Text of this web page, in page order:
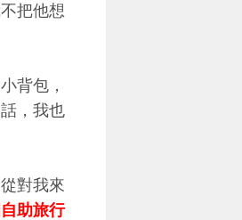
把他想
背包，
，我也
對我來
助旅行